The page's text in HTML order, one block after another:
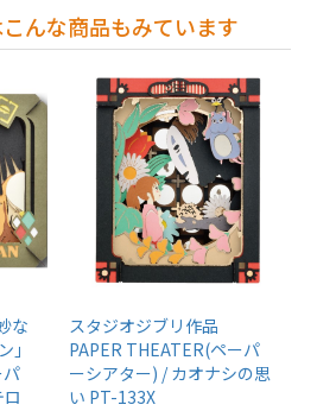
んな商品もみています
な
」
スタジオジブリ作品
PAPER THEATER(ペーパ
ーシアター) / カオナシの思
い PT-133X